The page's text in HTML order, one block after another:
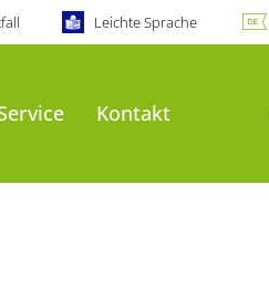
Leichte Sprache
Kontakt